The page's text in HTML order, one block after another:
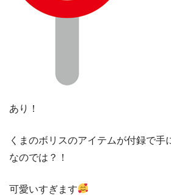
あり！
くまのボリスのアイテムが付録で手
なのでは？！
可愛いすぎます